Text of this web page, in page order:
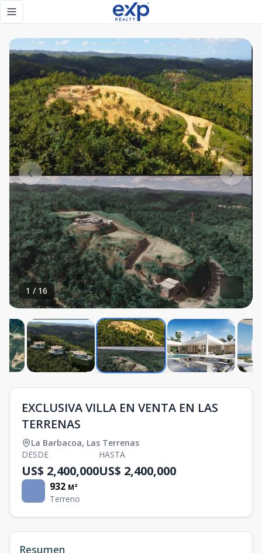
Toggle navigation menu
1 / 16
EXCLUSIVA VILLA EN VENTA EN LAS
TERRENAS
La Barbacoa, Las Terrenas
DESDE
US$ 2,400,000
HASTA
US$ 2,400,000
932 M²
Terreno
Resumen
EXCLUSIVA VILLA EN VENTA EN LAS TERRENAS - eXp